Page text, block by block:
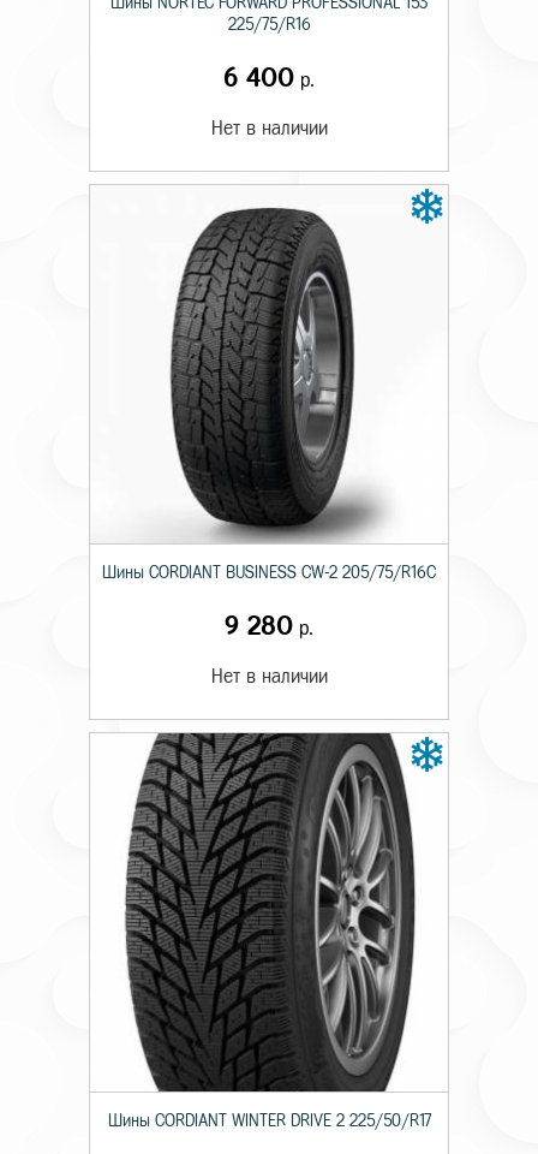
225/75/R16
6 400 р.
Нет в наличии
Шины CORDIANT BUSINESS CW-2 205/75/R16C
9 280 р.
Нет в наличии
Шины CORDIANT WINTER DRIVE 2 225/50/R17